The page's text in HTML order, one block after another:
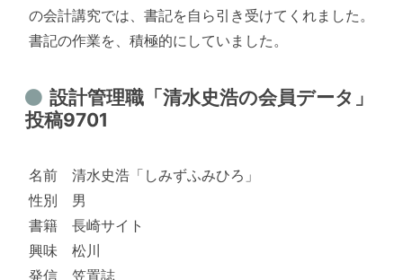
の会計講究では、書記を自ら引き受けてくれました。
書記の作業を、積極的にしていました。
設計管理職「清水史浩の会員データ」
投稿9701
名前 清水史浩「しみずふみひろ」
性別 男
書籍 長崎サイト
興味 松川
発信 笠置誌